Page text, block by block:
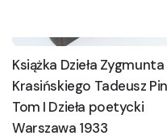
Książka Dzieła Zygmunta
Krasińskiego Tadeusz
Tom I Dzieła poetycki
Warszawa 1933